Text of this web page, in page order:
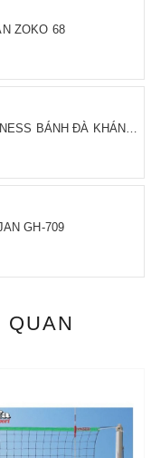
ZOKO 68
BÁNH ĐÀ KHÁNG
GH-709
QUAN